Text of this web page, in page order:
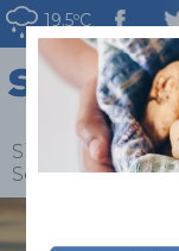
19.5ºC
Sitges > Blog >